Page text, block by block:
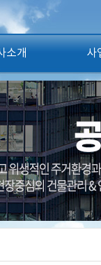
소개 사